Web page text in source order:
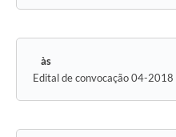
Edital de convocação 04-2018